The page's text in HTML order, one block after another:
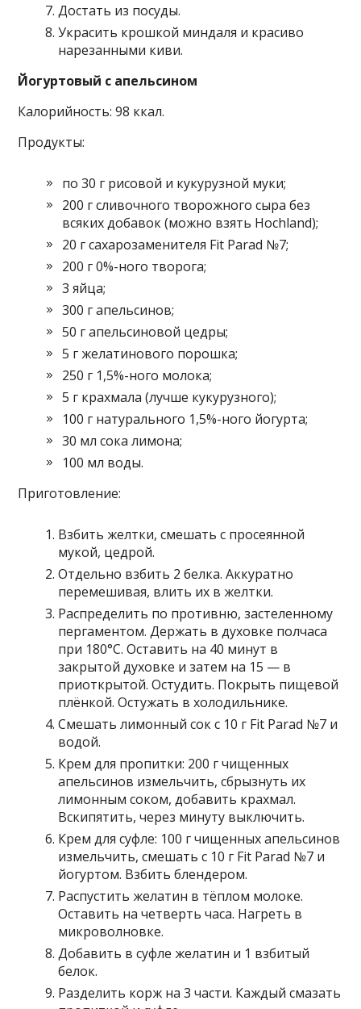
Достать из посуды.
Украсить крошкой миндаля и красиво
нарезанными киви.
Йогуртовый с апельсином
Калорийность: 98 ккал.
Продукты:
по 30 г рисовой и кукурузной муки;
200 г сливочного творожного сыра без
всяких добавок (можно взять Hochland);
20 г сахарозаменителя Fit Parad №7;
200 г 0%-ного творога;
3 яйца;
300 г апельсинов;
50 г апельсиновой цедры;
5 г желатинового порошка;
250 г 1,5%-ного молока;
5 г крахмала (лучше кукурузного);
100 г натурального 1,5%-ного йогурта;
30 мл сока лимона;
100 мл воды.
Приготовление:
Взбить желтки, смешать с просеянной
мукой, цедрой.
Отдельно взбить 2 белка. Аккуратно
перемешивая, влить их в желтки.
Распределить по противню, застеленному
пергаментом. Держать в духовке полчаса
при 180°С. Оставить на 40 минут в
закрытой духовке и затем на 15 — в
приоткрытой. Остудить. Покрыть пищевой
плёнкой. Остужать в холодильнике.
Смешать лимонный сок с 10 г Fit Parad №7 и
водой.
Крем для пропитки: 200 г чищенных
апельсинов измельчить, сбрызнуть их
лимонным соком, добавить крахмал.
Вскипятить, через минуту выключить.
Крем для суфле: 100 г чищенных апельсинов
измельчить, смешать с 10 г Fit Parad №7 и
йогуртом. Взбить блендером.
Распустить желатин в тёплом молоке.
Оставить на четверть часа. Нагреть в
микроволновке.
Добавить в суфле желатин и 1 взбитый
белок.
Разделить корж на 3 части. Каждый смазать